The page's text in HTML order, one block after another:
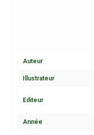
Auteur
Illustrateur
Editeur
Année